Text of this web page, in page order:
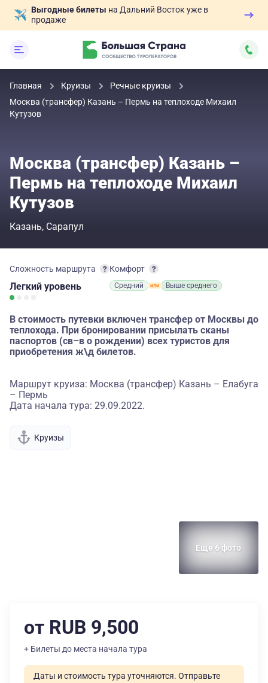
Выгодные билеты на Дальний Восток уже в
продаже
Главная Круизы
Речные круизы
Москва (трансфер) Казань – Пермь на теплоходе Михаил
Кутузов
Москва (трансфер) Казань –
Пермь на теплоходе Михаил
Кутузов
Казань Сарапул
Сложность маршрута
Легкий уровень
Комфорт
Средний Выше среднего
В стоимость путевки включен трансфер от Москвы до
теплохода. При бронировании присылать сканы
паспортов (св–в о рождении) всех туристов для
приобретения ж\д билетов.
Маршрут круиза: Москва (трансфер) Казань – Елабуга
– Пермь
Дата начала тура: 29.09.2022.
Круизы
Еще 6 фото
от RUB 9,500
+ Билеты до места начала тура
Даты и стоимость тура уточняются. Отправьте